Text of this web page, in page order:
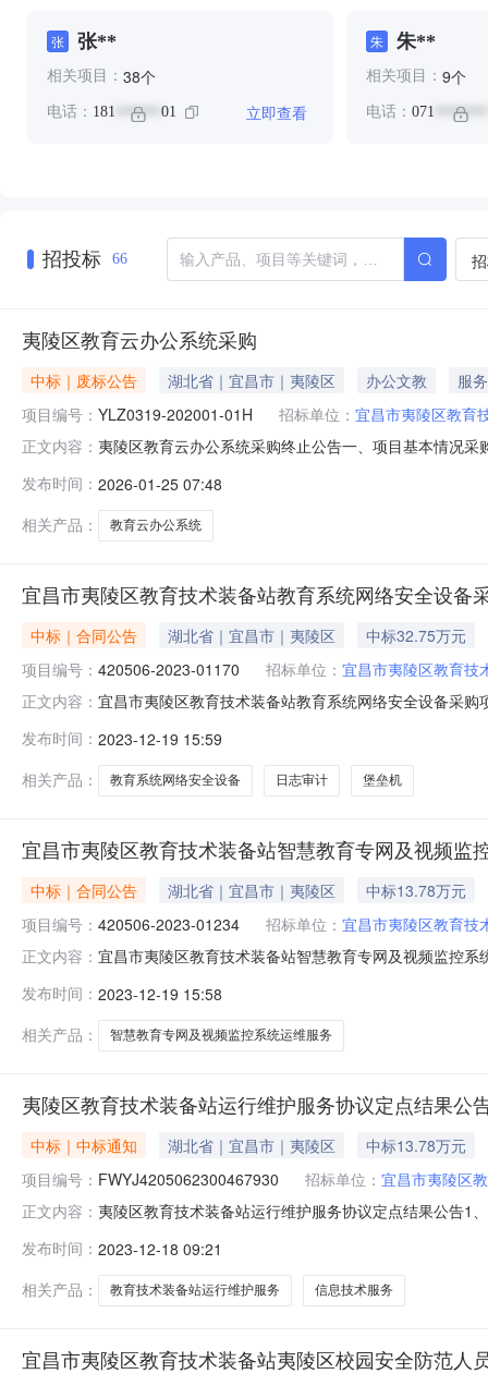
张 张**
相关项目： 38个
电话： 181 ****** 01 立即查看
朱 朱**
相关项目： 9个
电话： 071 *******
招投标 66
夷陵区教育云办公系统采购
中标｜废标公告 湖北省｜宜昌市｜夷陵区 办公文教
服务
项目编号： YLZ0319-202001-01H 招标单位： 宜昌市夷陵区教育
正文内容： 夷陵区教育云办公系统采购终止公告一、项目基本情况
hubei.gov.cn/上另行公告。四、凡对本次公告内容提出
发布时间： 2026-01-25 07:48
相关产品：
教育云办公系统
宜昌市夷陵区教育技术装备站教育系统网络安全设备
中标｜合同公告 湖北省｜宜昌市｜夷陵区
中标32.75万元
项目编号： 420506-2023-01170 招标单位： 宜昌市夷陵区教育技
正文内容： 宜昌市夷陵区教育技术装备站教育系统网络安全设备采
联系方式：071778228004、供应商（乙方）：湖北讯
发布时间： 2023-12-19 15:59
相关产品：
教育系统网络安全设备 日志审计 堡垒机
宜昌市夷陵区教育技术装备站智慧教育专网及视频监
中标｜合同公告 湖北省｜宜昌市｜夷陵区
中标13.78万元
项目编号： 420506-2023-01234 招标单位： 宜昌市夷陵区教育技
正文内容： 宜昌市夷陵区教育技术装备站智慧教育专网及视频监控
联系方式：071778228004、供应商（乙方）：湖北讯
发布时间： 2023-12-19 15:58
相关产品：
智慧教育专网及视频监控系统运维服务
夷陵区教育技术装备站运行维护服务协议定点结果公
中标｜中标通知 湖北省｜宜昌市｜夷陵区
中标13.78万元
项目编号： FWYJ4205062300467930 招标单位： 宜昌市夷陵区
正文内容： 夷陵区教育技术装备站运行维护服务协议定点结果公告
12-1808:05:1010、执行方式：议价11、成交内容：采
发布时间： 2023-12-18 09:21
相关产品：
教育技术装备站运行维护服务 信息技术服务
宜昌市夷陵区教育技术装备站夷陵区校园安全防范人